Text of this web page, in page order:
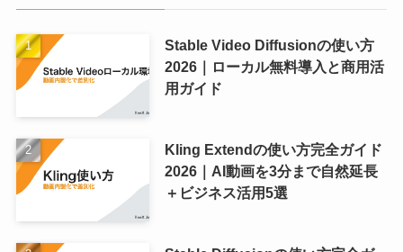
Stable Video Diffusionの使い方
2026｜ローカル無料導入と商用活
用ガイド
Kling Extendの使い方完全ガイド
2026｜AI動画を3分まで自然延長
＋ビジネス活用5選